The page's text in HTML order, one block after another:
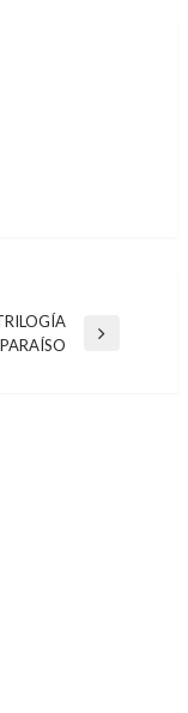
PARAÍSO